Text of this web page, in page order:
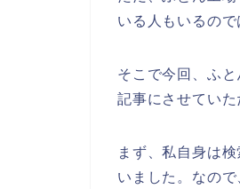
いる人もいるの
そこで今回、ふ
記事にさせていた
まず、私自身は
いました。なの